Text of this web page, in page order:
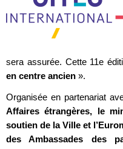
sera assurée. Cette 11e
en centre ancien ».
Organisée en partenariat
Affaires étrangères, le
soutien de la Ville et
des Ambassades des